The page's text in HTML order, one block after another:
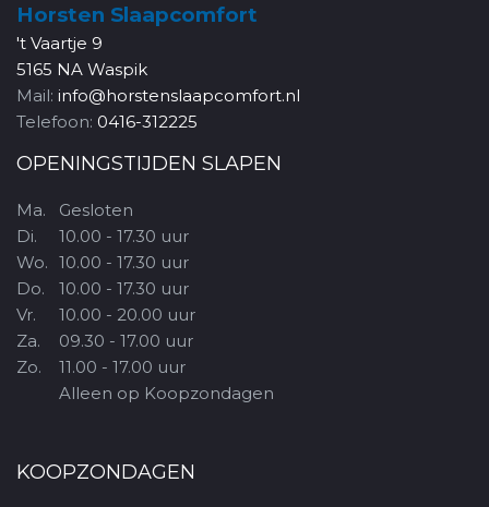
Horsten Slaapcomfort
't Vaartje 9
5165 NA Waspik
Mail: info@horstenslaapcomfort.nl
Telefoon: 0416-312225
OPENINGSTIJDEN SLAPEN
Ma.
Di.
Wo.
Do.
Vr.
Za.
Zo.
Gesloten
10.00 - 17.30 uur
10.00 - 17.30 uur
10.00 - 17.30 uur
10.00 - 20.00 uur
09.30 - 17.00 uur
11.00 - 17.00 uur
Alleen op Koopzondagen
KOOPZONDAGEN